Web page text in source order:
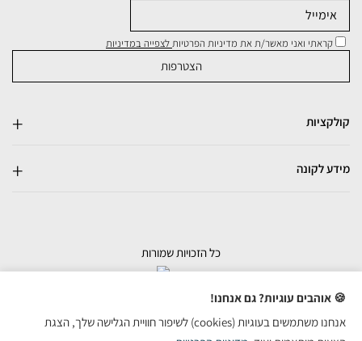
קראתי ואני מאשר/ת את מדיניות הפרטיותלצפייה במדיניות
קולקציות
מידע לקונה
בניית אתרי מכירות
כל הזכויות שמורות
🍪 אוהבים עוגיות? גם אנחנו!
אנחנו משתמשים בעוגיות (cookies) לשיפור חוויית הגלישה שלך, הצגת